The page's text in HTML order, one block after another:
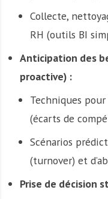
Collecte,
RH (outils BI
Anticipation des
proactive) :
Techniques
(écarts de
Scénarios
(turnover) et
Prise de décision